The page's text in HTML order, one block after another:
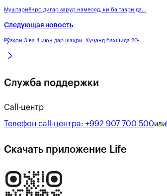
Муштариёнро дигар зарур намеояд, ки ба таври да...
Следующая новость
Рӯзҳои 3 ва 4 июн дар шаҳри Хуҷанд бахшида 20-...
Служба поддержки
Call-центр
Телефон call-центра: +992 907 700 500или
Скачать приложение Life